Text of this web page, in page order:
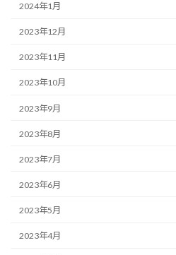
2024年1月
2023年12月
2023年11月
2023年10月
2023年9月
2023年8月
2023年7月
2023年6月
2023年5月
2023年4月